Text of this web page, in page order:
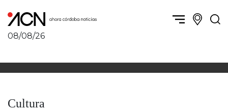
08/08/26
Política y Economía
Córdoba obrera
Córdoba, la ciudad
Cultura